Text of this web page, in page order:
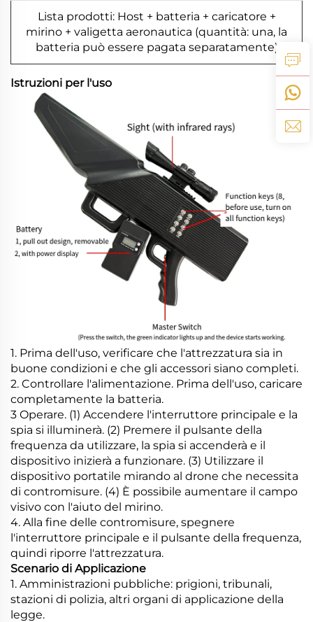
Lista prodotti: Host + batteria + caricatore +
mirino + valigetta aeronautica (quantità: una, la
batteria può essere pagata separatamente)
Istruzioni per l'uso
1. Prima dell'uso, verificare che l'attrezzatura sia in
buone condizioni e che gli accessori siano completi.
2. Controllare l'alimentazione. Prima dell'uso, caricare
completamente la batteria.
3 Operare. (1) Accendere l'interruttore principale e la
spia si illuminerà. (2) Premere il pulsante della
frequenza da utilizzare, la spia si accenderà e il
dispositivo inizierà a funzionare. (3) Utilizzare il
dispositivo portatile mirando al drone che necessita
di contromisure. (4) È possibile aumentare il campo
visivo con l'aiuto del mirino.
4. Alla fine delle contromisure, spegnere
l'interruttore principale e il pulsante della frequenza,
quindi riporre l'attrezzatura.
Scenario di Applicazione
1. Amministrazioni pubbliche: prigioni, tribunali,
stazioni di polizia, altri organi di applicazione della
legge.